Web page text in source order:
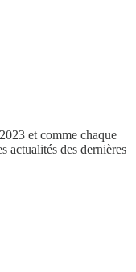
et comme chaque
actualités des dernières